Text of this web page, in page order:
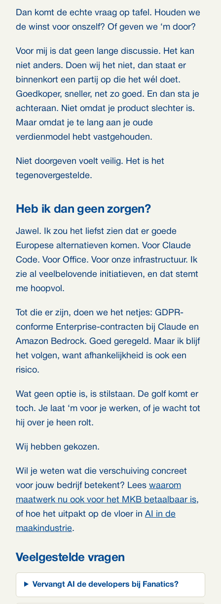
Dan komt de echte vraag op tafel. Houden we
de winst voor onszelf? Of geven we ‘m door?
Voor mij is dat geen lange discussie. Het kan
niet anders. Doen wij het niet, dan staat er
binnenkort een partij op die het wél doet.
Goedkoper, sneller, net zo goed. En dan sta je
achteraan. Niet omdat je product slechter is.
Maar omdat je te lang aan je oude
verdienmodel hebt vastgehouden.
Niet doorgeven voelt veilig. Het is het
tegenovergestelde.
Heb ik dan geen zorgen?
Jawel. Ik zou het liefst zien dat er goede
Europese alternatieven komen. Voor Claude
Code. Voor Office. Voor onze infrastructuur. Ik
zie al veelbelovende initiatieven, en dat stemt
me hoopvol.
Tot die er zijn, doen we het netjes: GDPR-
conforme Enterprise-contracten bij Claude en
Amazon Bedrock. Goed geregeld. Maar ik blijf
het volgen, want afhankelijkheid is ook een
risico.
Wat geen optie is, is stilstaan. De golf komt er
toch. Je laat ‘m voor je werken, of je wacht tot
hij over je heen rolt.
Wij hebben gekozen.
Wil je weten wat die verschuiving concreet
voor jouw bedrijf betekent? Lees waarom
maatwerk nu ook voor het MKB betaalbaar is,
of hoe het uitpakt op de vloer in AI in de
maakindustrie.
Veelgestelde vragen
Vervangt AI de developers bij Fanatics?